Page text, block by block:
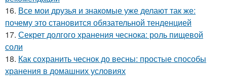
16. Все мои друзья и знакомые уже делают так же:
почему это становится обязательной тенденцией
17. Секрет долгого хранения чеснока: роль пищевой
соли
18. Как сохранить чеснок до весны: простые способы
хранения в домашних условиях